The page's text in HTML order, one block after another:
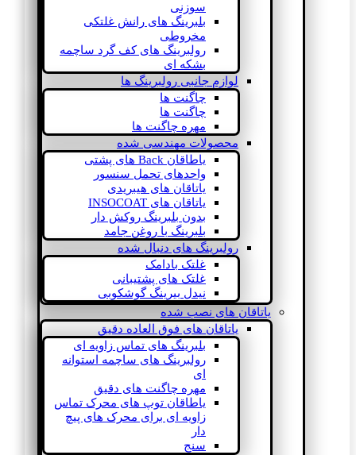
سوزنی
بلبرینگ های رانش غلتکی
مخروطی
رولبرینگ های کف گرد ساچمه
بشکه ای
لوازم جانبی رولبرینگ ها
چاگنت ها
چاگنت ها
مهره چاگنت ها
محصولات مهندسی شده
یاطاقان Back های پشتی
واحدهای تحمل سنسور
یاتاقان های هیبریدی
یاتاقان های INSOCOAT
بدون بلبرینگ روکش دار
بلبرینگ با روغن جامد
رولبرینگ های دنبال شده
غلتک بادامک
غلتک های پشتیبانی
نیدل بیرینگ گوشکوبی
یاتاقان های نصب شده
یاتاقان های فوق العاده دقیق
بلبرینگ های تماس زاویه ای
رولبرینگ های ساچمه استوانه
ای
مهره چاگنت های دقیق
یاطاقان توپ های محرک تماس
زاویه ای برای محرک های پیچ
دار
سنج